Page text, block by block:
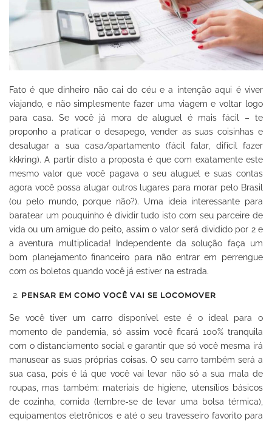
Fato é que dinheiro não cai do céu e a intenção aqui é viver
viajando, e não simplesmente fazer uma viagem e voltar logo
para casa. Se você já mora de aluguel é mais fácil – te
proponho a praticar o desapego, vender as suas coisinhas e
desalugar a sua casa/apartamento (fácil falar, difícil fazer
kkkring). A partir disto a proposta é que com exatamente este
mesmo valor que você pagava o seu aluguel e suas contas
agora você possa alugar outros lugares para morar pelo Brasil
(ou pelo mundo, porque não?). Uma ideia interessante para
baratear um pouquinho é dividir tudo isto com seu parceire de
vida ou um amigue do peito, assim o valor será dividido por 2 e
a aventura multiplicada! Independente da solução faça um
bom planejamento financeiro para não entrar em perrengue
com os boletos quando você já estiver na estrada.
PENSAR EM COMO VOCÊ VAI SE LOCOMOVER
Se você tiver um carro disponível este é o ideal para o
momento de pandemia, só assim você ficará 100% tranquila
com o distanciamento social e garantir que só você mesma irá
manusear as suas próprias coisas. O seu carro também será a
sua casa, pois é lá que você vai levar não só a sua mala de
roupas, mas também: materiais de higiene, utensílios básicos
de cozinha, comida (lembre-se de levar uma bolsa térmica),
equipamentos eletrônicos e até o seu travesseiro favorito para